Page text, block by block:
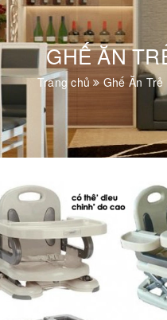
GHẾ ĂN
Trang chủ Ghế Ăn Trẻ